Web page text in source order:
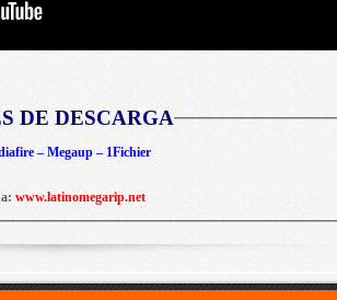
DE DESCARGA
– Megaup – 1Fichier
www.latinomegarip.net